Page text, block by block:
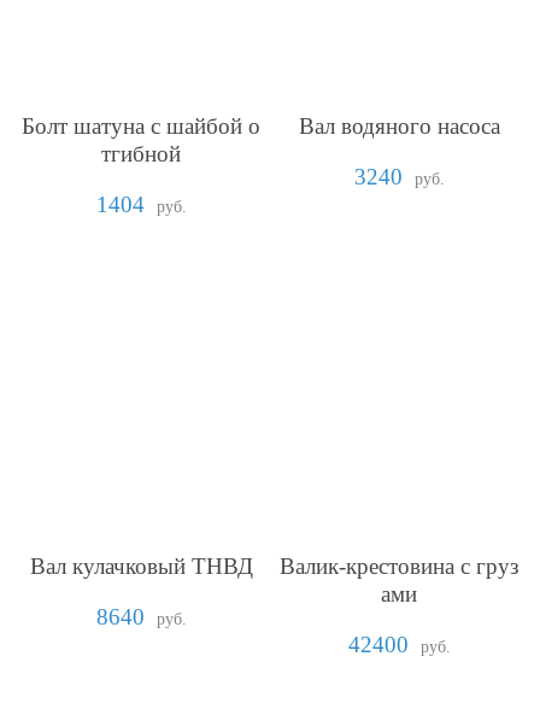
Болт шатуна с шайбой о
тгибной
1404
руб.
Вал водяного насоса
3240
руб.
Вал кулачковый ТНВД
8640
руб.
Валик-крестовина с груз
ами
42400
руб.